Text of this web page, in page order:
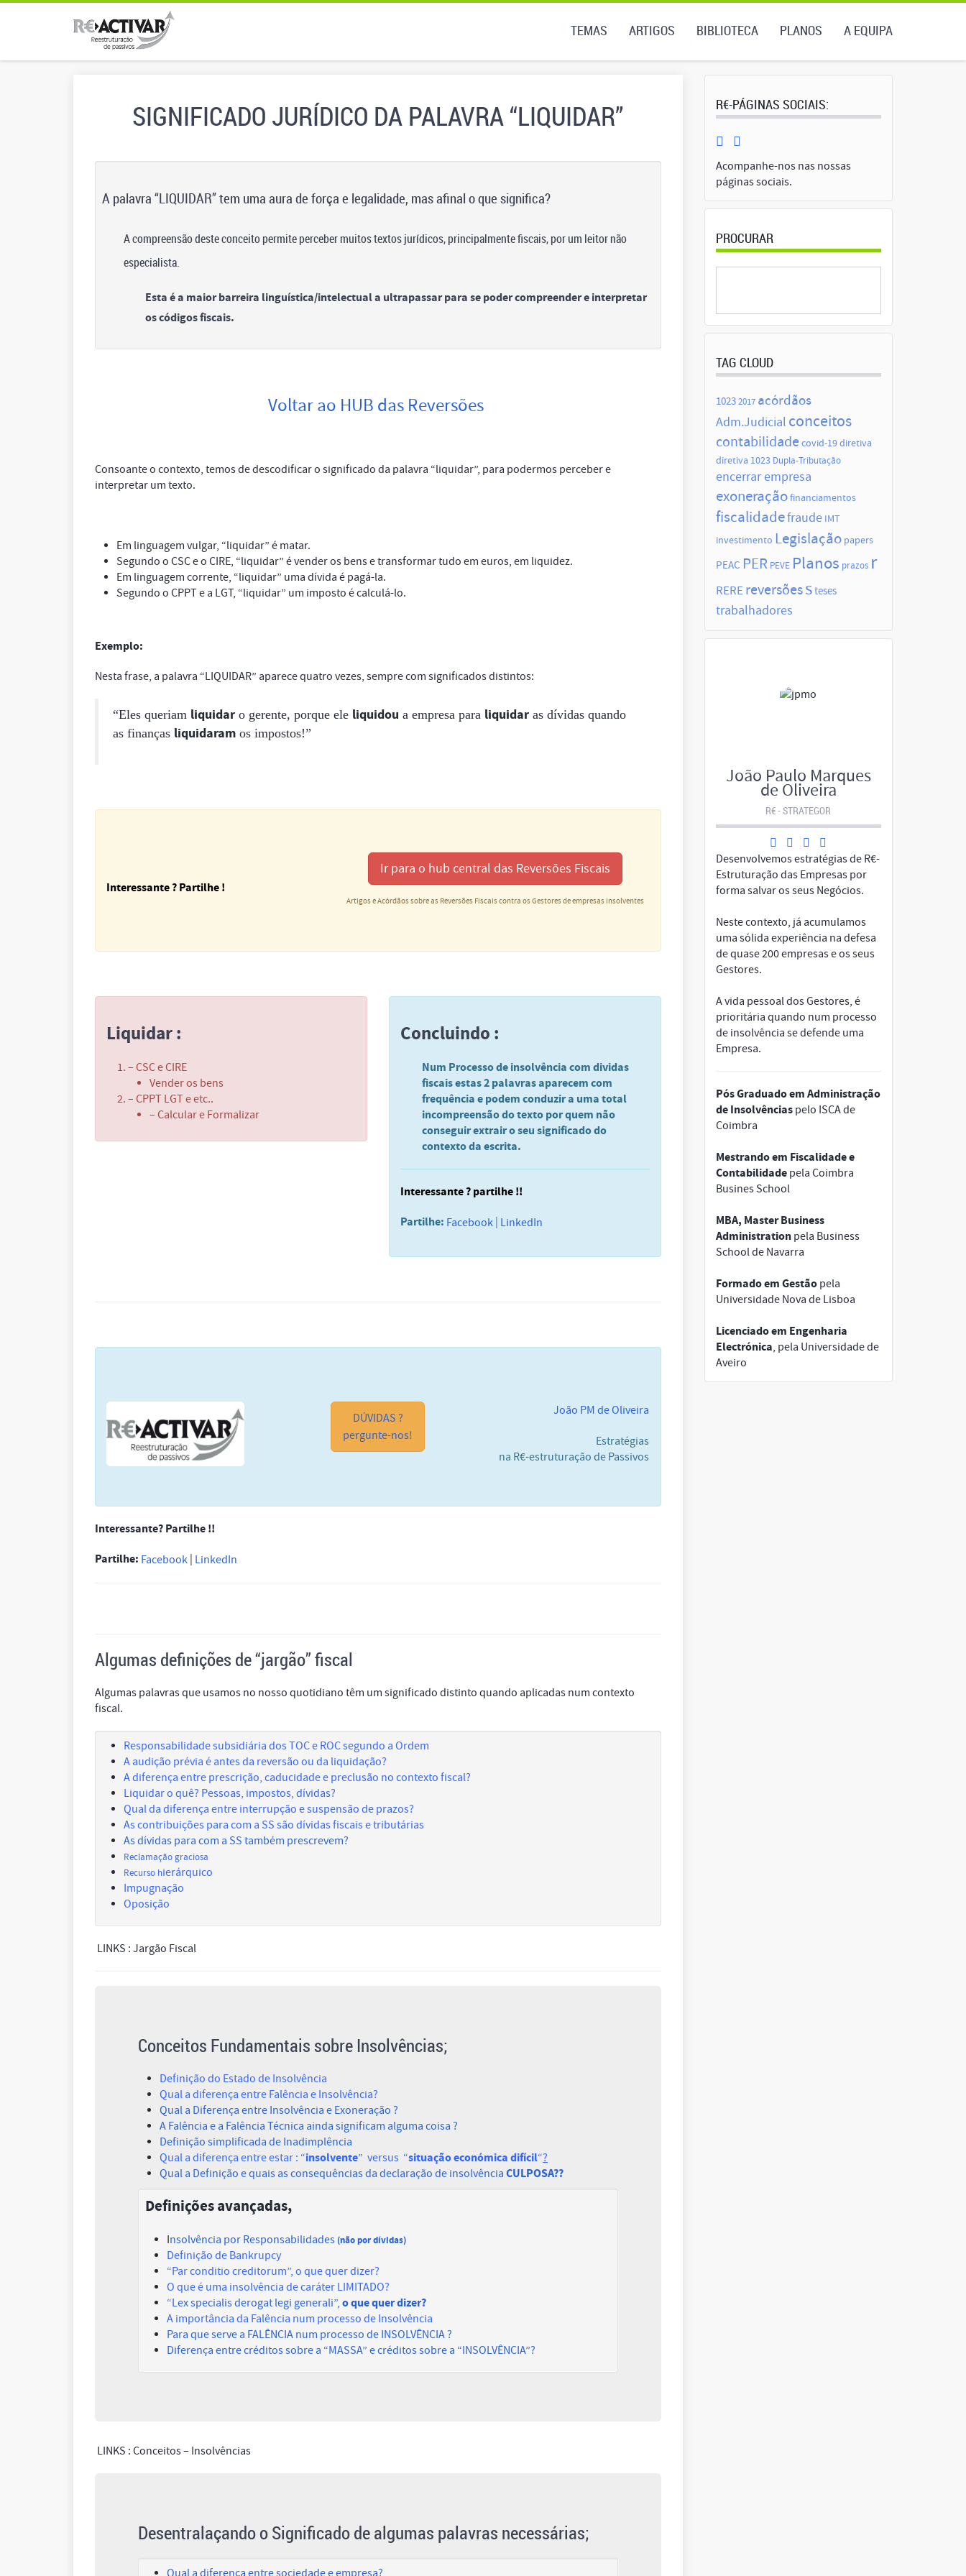
TEMAS ARTIGOS BIBLIOTECA PLANOS A EQUIPA
SIGNIFICADO JURÍDICO DA PALAVRA “LIQUIDAR”
A palavra “LIQUIDAR” tem uma aura de força e legalidade, mas afinal o que significa?
A compreensão deste conceito permite perceber muitos textos jurídicos, principalmente fiscais, por um leitor não
especialista.
Esta é a maior barreira linguística/intelectual a ultrapassar para se poder compreender e interpretar
os códigos fiscais.
Voltar ao HUB das Reversões
Consoante o contexto, temos de descodificar o significado da palavra “liquidar”, para podermos perceber e
interpretar um texto.
Em linguagem vulgar, “liquidar” é matar.
Segundo o CSC e o CIRE, “liquidar” é vender os bens e transformar tudo em euros, em liquidez.
Em linguagem corrente, “liquidar” uma dívida é pagá-la.
Segundo o CPPT e a LGT, “liquidar” um imposto é calculá-lo.
Exemplo:
Nesta frase, a palavra “LIQUIDAR” aparece quatro vezes, sempre com significados distintos:
“Eles queriam liquidar o gerente, porque ele liquidou a empresa para liquidar as dívidas quando
as finanças liquidaram os impostos!”
Interessante ? Partilhe !
Ir para o hub central das Reversões Fiscais
Artigos e Acórdãos sobre as Reversões Fiscais contra os Gestores de empresas insolventes
Liquidar :
– CSC e CIRE
Vender os bens
– CPPT LGT e etc..
– Calcular e Formalizar
Concluindo :
Num Processo de insolvência com dividas
fiscais estas 2 palavras aparecem com
frequência e podem conduzir a uma total
incompreensão do texto por quem não
conseguir extrair o seu significado do
contexto da escrita.
Interessante ? partilhe !!
Partilhe: Facebook| LinkedIn
DÚVIDAS ?
pergunte-nos!
João PM de Oliveira
Estratégias
na R€-estruturação de Passivos
Interessante? Partilhe !!
Partilhe: Facebook LinkedIn
Algumas definições de “jargão” fiscal
Algumas palavras que usamos no nosso quotidiano têm um significado distinto quando aplicadas num contexto
fiscal.
Responsabilidade subsidiária dos TOC e ROC segundo a Ordem
A audição prévia é antes da reversão ou da liquidação?
A diferença entre prescrição, caducidade e preclusão no contexto fiscal?
Liquidar o quê? Pessoas, impostos, dívidas?
Qual da diferença entre interrupção e suspensão de prazos?
As contribuições para com a SS são dívidas fiscais e tributárias
As dívidas para com a SS também prescrevem?
Reclamação graciosa
Recurso hierárquico
Impugnação
Oposição
LINKS : Jargão Fiscal
Conceitos Fundamentais sobre Insolvências;
Definição do Estado de Insolvência
Qual a diferença entre Falência e Insolvência?
Qual a Diferença entre Insolvência e Exoneração ?
A Falência e a Falência Técnica ainda significam alguma coisa ?
Definição simplificada de Inadimplência
Qual a diferença entre estar : “insolvente” versus “situação económica difícil“?
Qual a Definição e quais as consequências da declaração de insolvência CULPOSA??
Definições avançadas,
Insolvência por Responsabilidades (não por dívidas)
Definição de Bankrupcy
“Par conditio creditorum”, o que quer dizer?
O que é uma insolvência de caráter LIMITADO?
“Lex specialis derogat legi generali”, o que quer dizer?
A importância da Falência num processo de Insolvência
Para que serve a FALÊNCIA num processo de INSOLVÊNCIA ?
Diferença entre créditos sobre a “MASSA” e créditos sobre a “INSOLVÊNCIA”?
LINKS : Conceitos – Insolvências
Desentralaçando o Significado de algumas palavras necessárias;
R€-PÁGINAS SOCIAIS:
Acompanhe-nos nas nossas
páginas sociais.
PROCURAR
TAG CLOUD
10232017 acórdãos
Adm.Judicial conceitos
contabilidade covid-19diretiva
diretiva 1023 Dupla-Tributação
encerrar empresa
exoneraçãofinanciamentos
fiscalidadefraude IMT
investimento Legislação papers
PEAC PER PEVE Planos prazos r
RERE reversõessteses
trabalhadores
João Paulo Marques
de Oliveira
R€ - STRATEGOR
Desenvolvemos estratégias de R€-
Estruturação das Empresas por
forma salvar os seus Negócios.
Neste contexto, já acumulamos
uma sólida experiência na defesa
de quase 200 empresas e os seus
Gestores.
A vida pessoal dos Gestores, é
prioritária quando num processo
de insolvência se defende uma
Empresa.
Pós Graduado em Administração
de Insolvênciaspelo ISCA de
Coimbra
Mestrando em Fiscalidade e
Contabilidadepela Coimbra
Busines School
MBA, Master Business
Administrationpela Business
School de Navarra
Formado em Gestãopela
Universidade Nova de Lisboa
Licenciado em Engenharia
Electrónica, pela Universidade de
Aveiro